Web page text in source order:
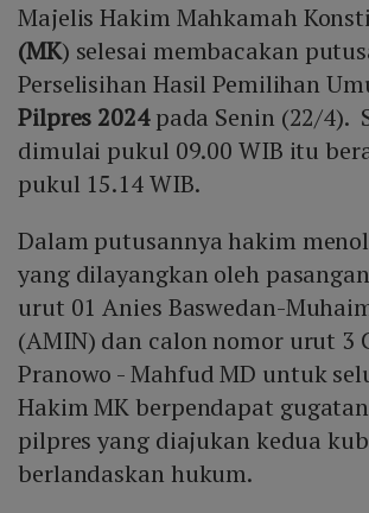
Majelis Hakim Mahkamah
(MK) selesai membacakan
Perselisihan Hasil Pemilihan
Pilpres 2024pada Senin (22/4).
dimulai pukul 09.00 WIB itu
pukul 15.14 WIB.
Dalam putusannya hakim
yang dilayangkan oleh
urut 01 Anies Baswedan-
(AMIN) dan calon nomor urut 3
Pranowo - Mahfud MD untuk
Hakim MK berpendapat
pilpres yang diajukan kedua
berlandaskan hukum.